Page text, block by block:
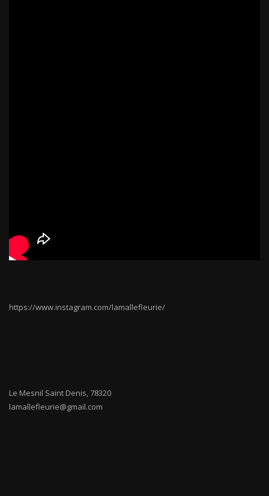
https://www.instagram.com/lamallefleurie/
Le Mesnil Saint Denis,78320
lamallefleurie@gmail.com